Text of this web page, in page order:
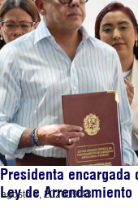
Presidenta encargada
Ley de Arrendamiento
agosto 7, 202619:43